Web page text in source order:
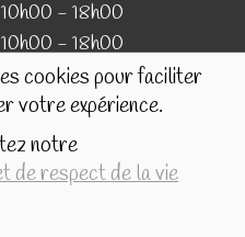
cookies pour faciliter
votre expérience.
notre
de respect de la vie
10h00 - 18h00
10h00 - 18h00
les produits en vente